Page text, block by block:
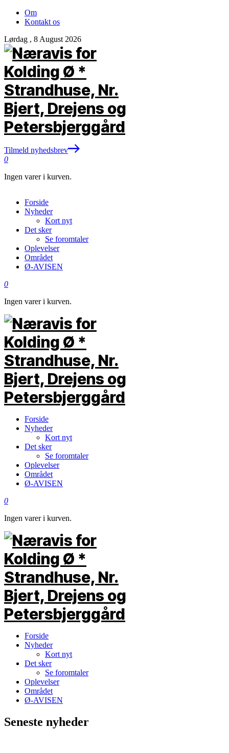
Om
Kontakt os
Lørdag , 8 August 2026
Tilmeld nyhedsbrev
0
Ingen varer i kurven.
Forside
Nyheder
Kort nyt
Det sker
Se foromtaler
Oplevelser
Området
Ø-AVISEN
0
Ingen varer i kurven.
Forside
Nyheder
Kort nyt
Det sker
Se foromtaler
Oplevelser
Området
Ø-AVISEN
0
Ingen varer i kurven.
Forside
Nyheder
Kort nyt
Det sker
Se foromtaler
Oplevelser
Området
Ø-AVISEN
Seneste nyheder